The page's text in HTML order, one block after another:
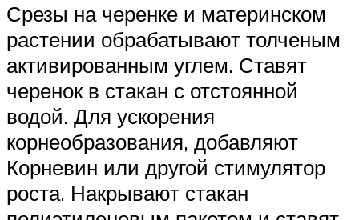
Срезы на черенке и материнском
растении обрабатывают толченым
активированным углем. Ставят
черенок в стакан с отстоянной
водой. Для ускорения
корнеобразования, добавляют
Корневин или другой стимулятор
роста. Накрывают стакан